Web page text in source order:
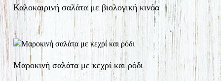
Καλοκαιρινή σαλάτα με βιολογική κινόα
Μαροκινή σαλάτα με κεχρί και ρόδι